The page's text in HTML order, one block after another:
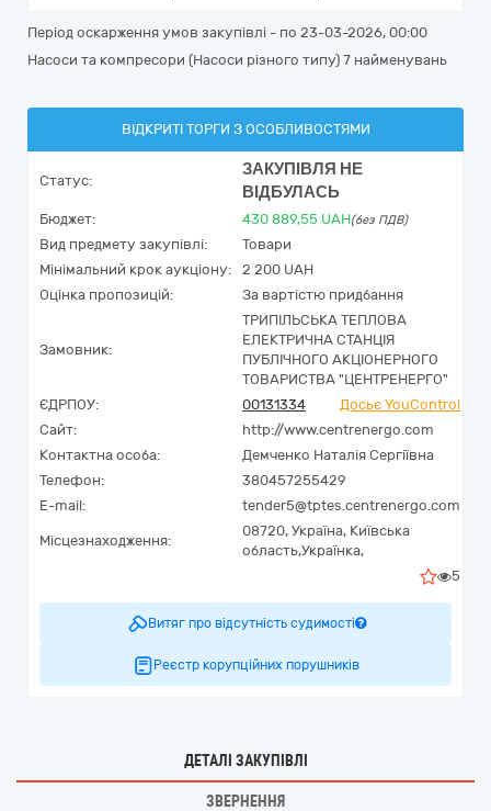
Період оскарження умов закупівлі - по 23-03-2026, 00:00
Насоси та компресори (Насоси різного типу) 7 найменувань
ВІДКРИТІ ТОРГИ З ОСОБЛИВОСТЯМИ
Статус:
ЗАКУПІВЛЯ НЕ
ВІДБУЛАСЬ
Бюджет: 430 889,55 UAH(без ПДВ)
Вид предмету закупівлі:
Товари
Мінімальний крок аукціону:
2 200 UAH
Оцінка пропозицій:
За вартістю придбання
Замовник:
ТРИПІЛЬСЬКА ТЕПЛОВА
ЕЛЕКТРИЧНА СТАНЦІЯ
ПУБЛІЧНОГО АКЦІОНЕРНОГО
ТОВАРИСТВА "ЦЕНТРЕНЕРГО"
ЄДРПОУ:
00131334
Досьє YouControl
Сайт:
http://www.centrenergo.com
Контактна особа:
Демченко Наталія Сергіївна
Телефон:
380457255429
E-mail:
tender5@tptes.centrenergo.com
Місцезнаходження:
08720, Україна, Київська
область,Українка,
5
Витяг про відсутність судимості
Реєстр корупційних порушників
ДЕТАЛІ ЗАКУПІВЛІ
ЗВЕРНЕННЯ